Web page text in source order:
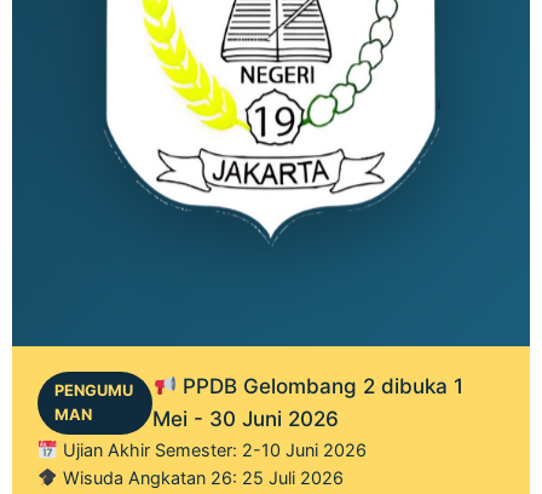
PENGUMU
MAN
PPDB Gelombang 2 dibuka 1
Mei - 30 Juni 2026
Ujian Akhir Semester: 2-10 Juni 2026
Wisuda Angkatan 26: 25 Juli 2026